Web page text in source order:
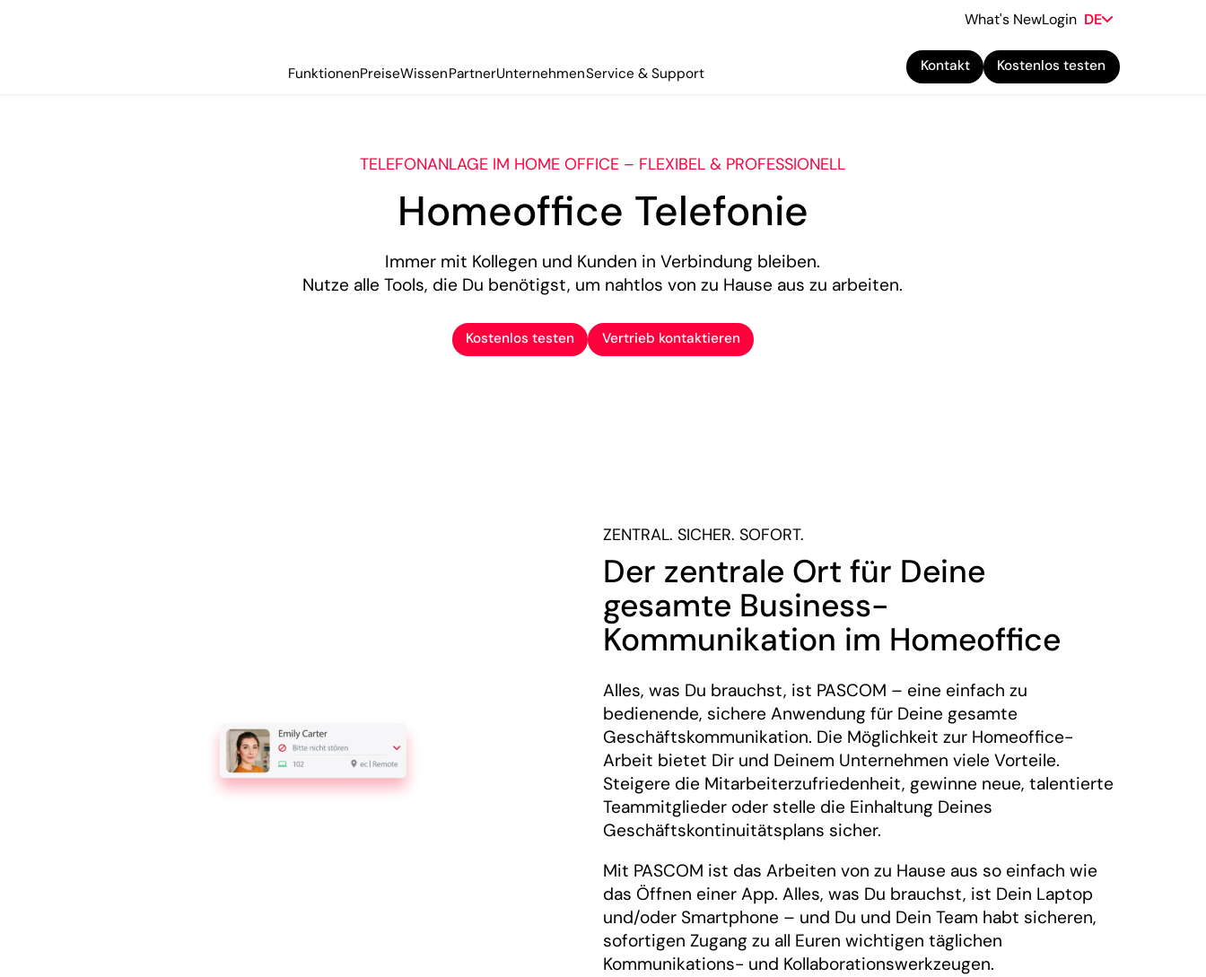
What's NewLogin DE
FunktionenPreiseWissenPartnerUnternehmenService & Support Kontakt Kostenlos testen
TELEFONANLAGE IM HOME OFFICE – FLEXIBEL & PROFESSIONELL
Homeoffice Telefonie
Immer mit Kollegen und Kunden in Verbindung bleiben.
Nutze alle Tools, die Du benötigst, um nahtlos von zu Hause aus zu arbeiten.
Kostenlos testen Vertrieb kontaktieren
ZENTRAL. SICHER. SOFORT.
Der zentrale Ort für Deine
gesamte Business-
Kommunikation im Homeoffice
Alles, was Du brauchst, ist PASCOM – eine einfach zu
bedienende, sichere Anwendung für Deine gesamte
Geschäftskommunikation. Die Möglichkeit zur Homeoffice-
Arbeit bietet Dir und Deinem Unternehmen viele Vorteile.
Steigere die Mitarbeiterzufriedenheit, gewinne neue, talentierte
Teammitglieder oder stelle die Einhaltung Deines
Geschäftskontinuitätsplans sicher.
Mit PASCOM ist das Arbeiten von zu Hause aus so einfach wie
das Öffnen einer App. Alles, was Du brauchst, ist Dein Laptop
und/oder Smartphone – und Du und Dein Team habt sicheren,
sofortigen Zugang zu all Euren wichtigen täglichen
Kommunikations- und Kollaborationswerkzeugen.